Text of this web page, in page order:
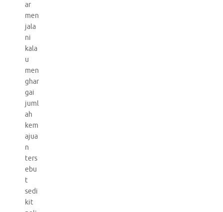
ar
men
jala
ni
kala
u
men
ghar
gai
juml
ah
kem
ajua
n
ters
ebu
t
sedi
kit